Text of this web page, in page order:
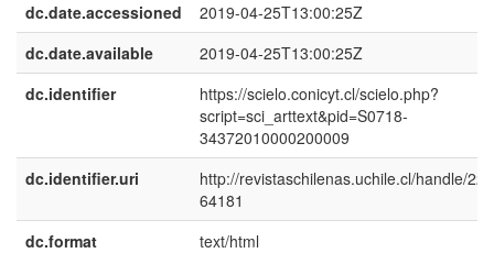
dc.date.accessioned
2019-04-25T13:00:25Z
dc.date.available
2019-04-25T13:00:25Z
dc.identifier
https://scielo.conicyt.cl/scielo.php?
script=sci_arttext&pid=S0718-
34372010000200009
dc.identifier.uri
http://revistaschilenas.uchile.cl/handle/
64181
dc.format
text/html